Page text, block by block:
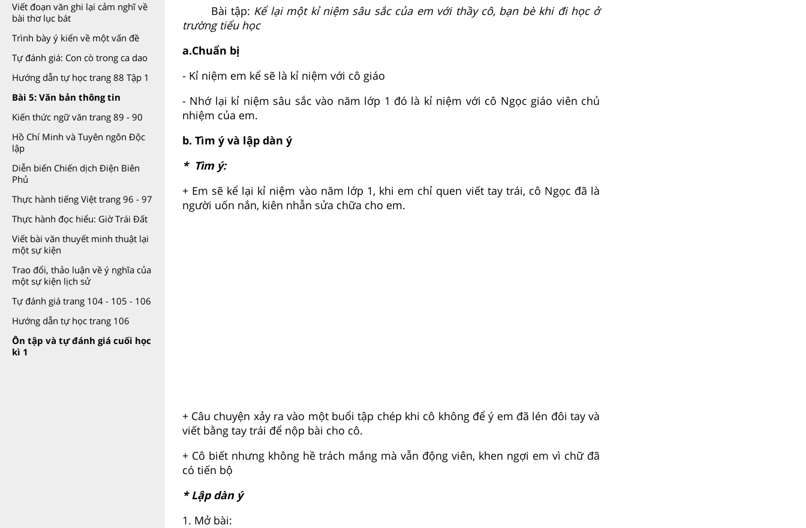
Viết đoạn văn ghi lại cảm nghĩ về
bài thơ lục bát
Trình bày ý kiến về một vấn đề
Tự đánh giá: Con cò trong ca dao
Hướng dẫn tự học trang 88 Tập 1
Bài 5: Văn bản thông tin
Kiến thức ngữ văn trang 89 - 90
Hồ Chí Minh và Tuyên ngôn Độc
lập
Diễn biến Chiến dịch Điện Biên
Phủ
Thực hành tiếng Việt trang 96 - 97
Thực hành đọc hiểu: Giờ Trái Đất
Viết bài văn thuyết minh thuật lại
một sự kiện
Trao đổi, thảo luận về ý nghĩa của
một sự kiện lịch sử
Tự đánh giá trang 104 - 105 - 106
Hướng dẫn tự học trang 106
Ôn tập và tự đánh giá cuối học
kì 1
Bài tập: Kể lại một kỉ niệm sâu sắc của em với thầy cô, bạn bè khi đi học ở
trường tiểu học
a.Chuẩn bị
- Kỉ niệm em kể sẽ là kỉ niệm với cô giáo
- Nhớ lại kỉ niệm sâu sắc vào năm lớp 1 đó là kỉ niệm với cô Ngọc giáo viên chủ
nhiệm của em.
b. Tìm ý và lập dàn ý
* Tìm ý:
+ Em sẽ kể lại kỉ niệm vào năm lớp 1, khi em chỉ quen viết tay trái, cô Ngọc đã là
người uốn nắn, kiên nhẫn sửa chữa cho em.
+ Câu chuyện xảy ra vào một buổi tập chép khi cô không để ý em đã lén đôi tay và
viết bằng tay trái để nộp bài cho cô.
+ Cô biết nhưng không hề trách mắng mà vẫn động viên, khen ngợi em vì chữ đã
có tiến bộ
* Lập dàn ý
1. Mở bài: